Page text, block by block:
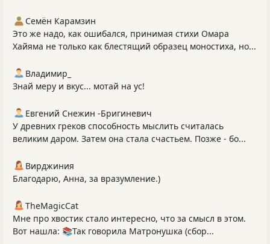
Семён Карамзин
Это же надо, как ошибался, принимая стихи Омара
Хайяма не только как блестящий образец моностиха, но...
Владимир_
Знай меру и вкус... мотай на ус!
Евгений Снежин -Бригиневич
У древних греков способность мыслить считалась
великим даром. Затем она стала счастьем. Позже - бо...
Вирджиния
Благодарю, Анна, за вразумление.)
TheMagicCat
Мне про хвостик стало интересно, что за смысл в этом.
Вот нашла: 📚Так говорила Матронушка (сбор...